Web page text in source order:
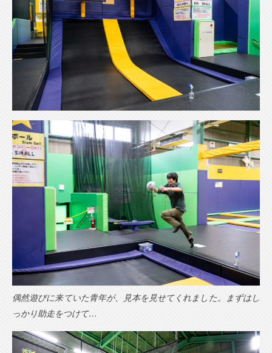
偶然遊びに来ていた青年が、見本を見せてくれました。まずはし
っかり助走をつけて…